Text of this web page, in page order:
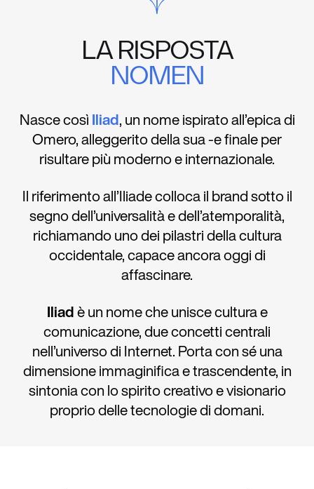
LA RISPOSTA
NOMEN
Nasce cosìIliad, un nome ispirato all’epica di
Omero, alleggerito della sua -e finale per
risultare più moderno e internazionale.
Il riferimento all’Iliade colloca il brand sotto il
segno dell’universalità e dell’atemporalità,
richiamando uno dei pilastri della cultura
occidentale, capace ancora oggi di
affascinare.
Iliadè un nome che unisce cultura e
comunicazione, due concetti centrali
nell’universo di Internet. Porta con sé una
dimensione immaginifica e trascendente, in
sintonia con lo spirito creativo e visionario
proprio delle tecnologie di domani.